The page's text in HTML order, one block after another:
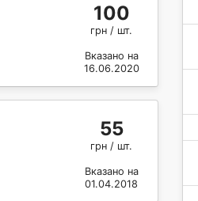
100
грн / шт.
Вказано на
16.06.2020
55
грн / шт.
Вказано на
01.04.2018